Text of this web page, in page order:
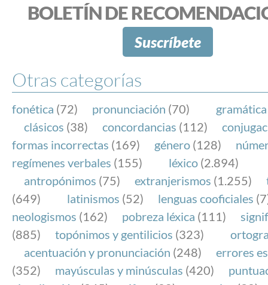
BOLETÍN DE
Suscríbete
Otras categorías
fonética (72) pronunciación (70) gramática
clásicos (38) concordancias (112)
formas incorrectas (169) género (128)
regímenes verbales (155) léxico (2.894)
antropónimos (75) extranjerismos (1.255)
(649)
latinismos (52) lenguas cooficiales
neologismos (162) pobreza léxica (111)
(885)
topónimos y gentilicios (323)
acentuación y pronunciación (248)
errores
(352)
mayúsculas y minúsculas (420)